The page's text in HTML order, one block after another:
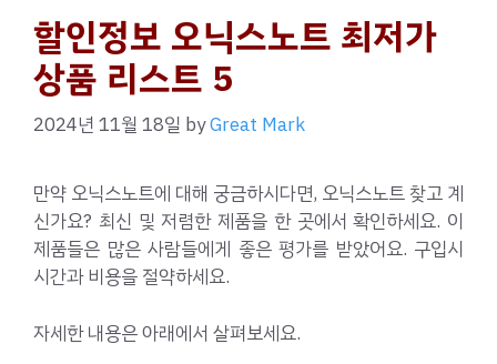
할인정보 오닉스노트 최저가
상품 리스트 5
2024년 11월 18일 byGreat Mark
만약 오닉스노트에 대해 궁금하시다면, 오닉스노트 찾고 계
신가요? 최신 및 저렴한 제품을 한 곳에서 확인하세요. 이
제품들은 많은 사람들에게 좋은 평가를 받았어요. 구입시
시간과 비용을 절약하세요.
자세한 내용은 아래에서 살펴보세요.